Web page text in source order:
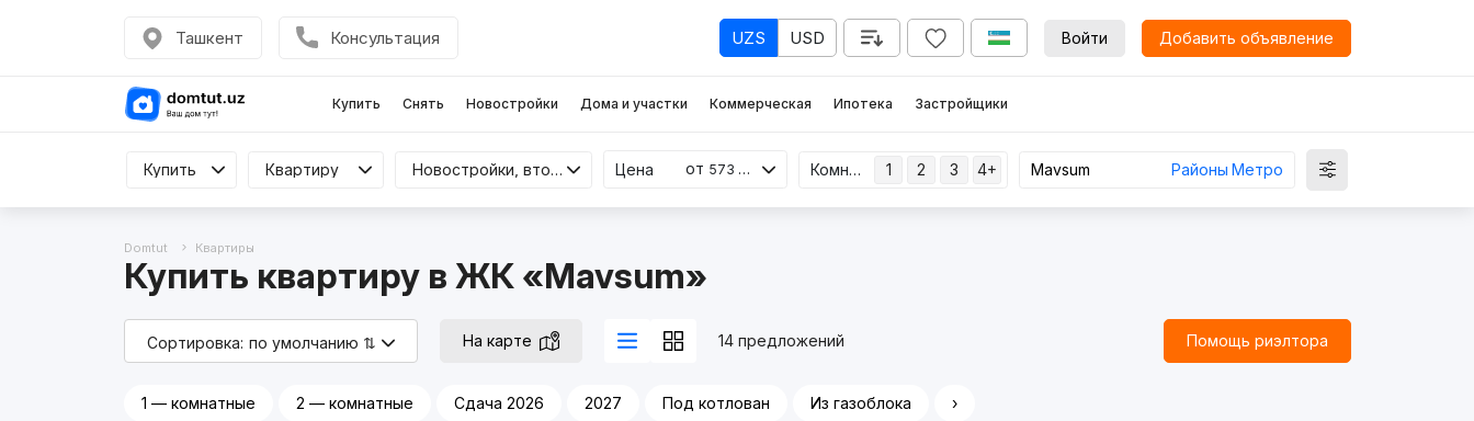
Ташкент Консультация UZS USD Войти Добавить объявление
Купить Снять Новостройки Дома и участки Коммерческая Ипотека Застройщики
Купить
Купить Квартиру
Квартиру Все Новостройки, вторичка Цена от 573 млн Комнаты 1 2 3 4+ Районы Метро
Domtut Квартиры
Купить квартиру в ЖК «Mavsum»
Сортировка: по умолчанию ⇅ На карте 14 предложений Помощь риэлтора
1 — комнатные 2 — комнатные Сдача 2026 2027 Под котлован Из газоблока ›